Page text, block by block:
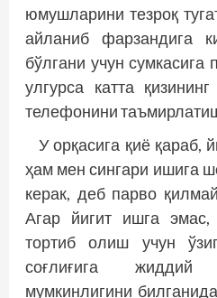
юмушларини тезроқ
айланиб фарзандига
бўлгани учун сумкасига
улгурса катта
телефонини
У орқасига қиё қараб,
ҳам мен сингари ишига
керак, деб парво
Агар йигит ишга эмас,
тортиб олиш учун
соғлиғига
мумкинлигини